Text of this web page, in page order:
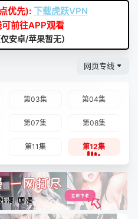
优先): 下载虎跃VPN
前往APP观看
安卓/苹果暂无）
网页专线
第03集 第04集
第07集 第08集
第11集 第12集